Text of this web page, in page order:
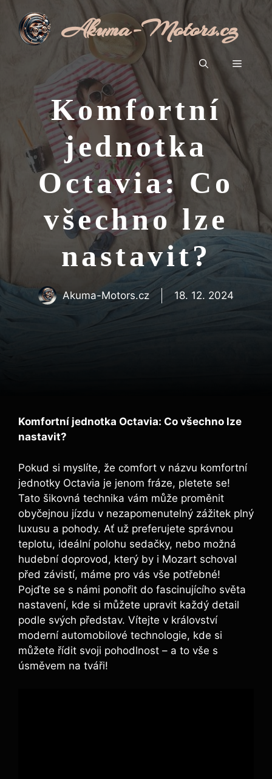
obsah
Akuma-Motors.cz
Menu
Komfortní
jednotka
Octavia: Co
všechno lze
nastavit?
Akuma-Motors.cz 18. 12. 2024
Komfortní jednotka Octavia: Co všechno lze
nastavit?
Pokud si myslíte, že comfort v názvu komfortní
jednotky Octavia je jenom fráze, pletete se!
Tato šikovná technika vám může proměnit
obyčejnou jízdu v nezapomenutelný zážitek plný
luxusu a pohody. Ať už preferujete správnou
teplotu, ideální polohu sedačky, nebo možná
hudební doprovod, který by i Mozart schoval
před závistí, máme pro vás vše potřebné!
Pojďte se s námi ponořit do fascinujícího světa
nastavení, kde si můžete upravit každý detail
podle svých představ. Vítejte v království
moderní automobilové technologie, kde si
můžete řídit svoji pohodlnost – a to vše s
úsměvem na tváři!